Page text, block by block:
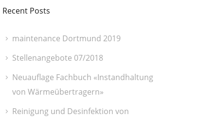
Recent Posts
maintenance Dortmund 2019
Stellenangebote 07/2018
Neuauflage Fachbuch «Instandhaltung
von Wärmeübertragern»
Reinigung und Desinfektion von